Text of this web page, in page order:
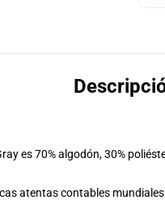
es 70% algodón, 30%
atentas contables mundiales